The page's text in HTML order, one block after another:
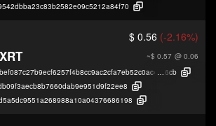
$ 0.56 (-2.16%)
~$ 0.57 @ 0.06
6cb